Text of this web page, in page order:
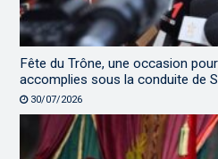
Fête du Trône, une occasion
accomplies sous la conduite de
30/07/2026